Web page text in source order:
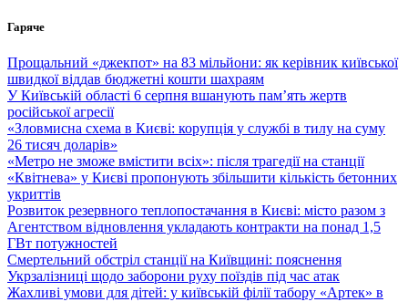
Перейти
вмісту
Гаряче
Прощальний «джекпот» на 83 мільйони: як керівник київської
швидкої віддав бюджетні кошти шахраям
У Київській області 6 серпня вшанують пам’ять жертв
російської агресії
«Зловмисна схема в Києві: корупція у службі в тилу на суму
26 тисяч доларів»
«Метро не зможе вмістити всіх»: після трагедії на станції
«Квітнева» у Києві пропонують збільшити кількість бетонних
укриттів
Розвиток резервного теплопостачання в Києві: місто разом з
Агентством відновлення укладають контракти на понад 1,5
ГВт потужностей
Смертельний обстріл станції на Київщині: пояснення
Укрзалізниці щодо заборони руху поїздів під час атак
Жахливі умови для дітей: у київській філії табору «Артек» в